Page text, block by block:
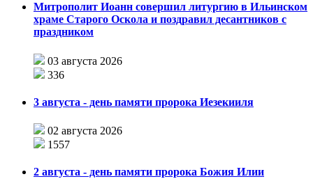
Митрополит Иоанн совершил литургию в Ильинском
храме Старого Оскола и поздравил десантников с
праздником
03 августа 2026
336
3 августа - день памяти пророка Иезекииля
02 августа 2026
1557
2 августа - день памяти пророка Божия Илии